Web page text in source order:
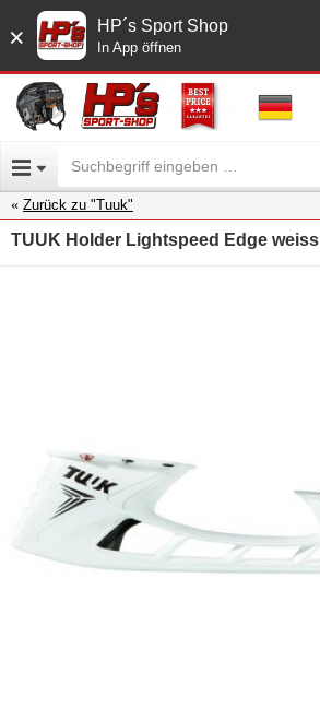
× HP´s Sport Shop
In App öffnen
Zurück zu "Tuuk"
TUUK Holder Lightspeed Edge weiss